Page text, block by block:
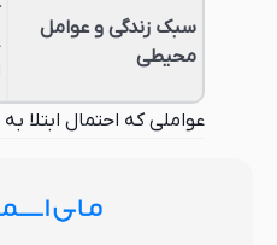
سبک زندگی و عوامل
محیطی
عواملی که احتمال ابتلا